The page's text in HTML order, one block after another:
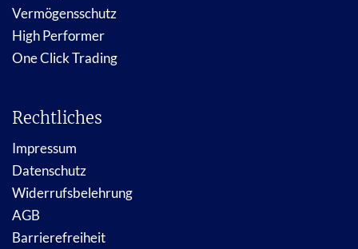
Vermögensschutz
High Performer
One Click Trading
Rechtliches
Impressum
Datenschutz
Widerrufsbelehrung
AGB
Barrierefreiheit